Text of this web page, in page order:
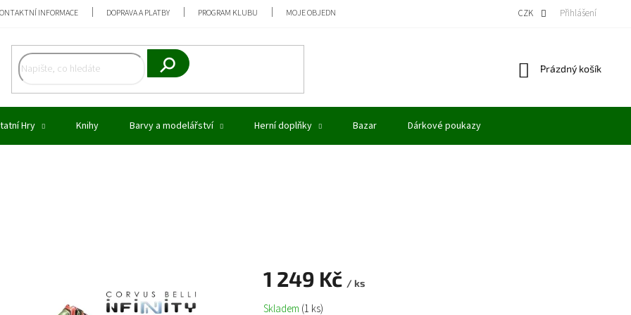
INFORMACE DOPRAVA A PLATBY PROGRAM KLUBU MOJE OBJEDNÁVKA VÝKUP MODELŮ
CZK Přihlášení
Hledat
Nákupní
Prázdný košík
Hry Knihy Barvy a modelářství Herní doplňky Bazar Dárkové poukazy
1 249 Kč / ks
Měrná
Skladem (1 ks)